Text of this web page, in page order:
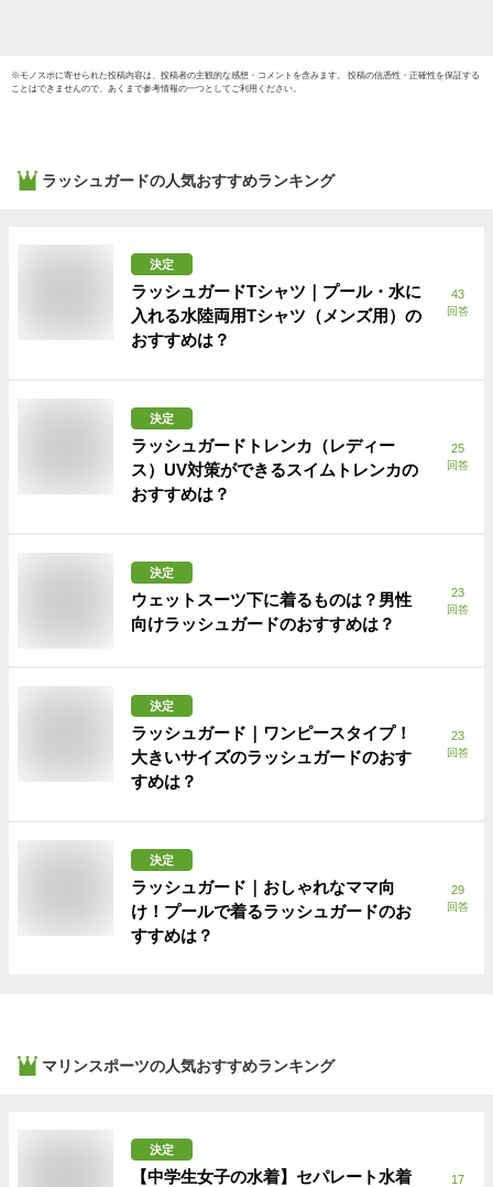
※モノスポに寄せられた投稿内容は、投稿者の主観的な感想・コメントを含みます。 投稿の信憑性・正確性を保証する
ことはできませんので、あくまで参考情報の一つとしてご利用ください。
ラッシュガードの人気おすすめランキング
決定
ラッシュガードTシャツ｜プール・水に
入れる水陸両用Tシャツ（メンズ用）の
おすすめは？
43
回答
決定
ラッシュガードトレンカ（レディー
ス）UV対策ができるスイムトレンカの
おすすめは？
25
回答
決定
ウェットスーツ下に着るものは？男性
向けラッシュガードのおすすめは？
23
回答
決定
ラッシュガード｜ワンピースタイプ！
大きいサイズのラッシュガードのおす
すめは？
23
回答
決定
ラッシュガード｜おしゃれなママ向
け！プールで着るラッシュガードのお
すすめは？
29
回答
マリンスポーツの人気おすすめランキング
決定
【中学生女子の水着】セパレート水着
17